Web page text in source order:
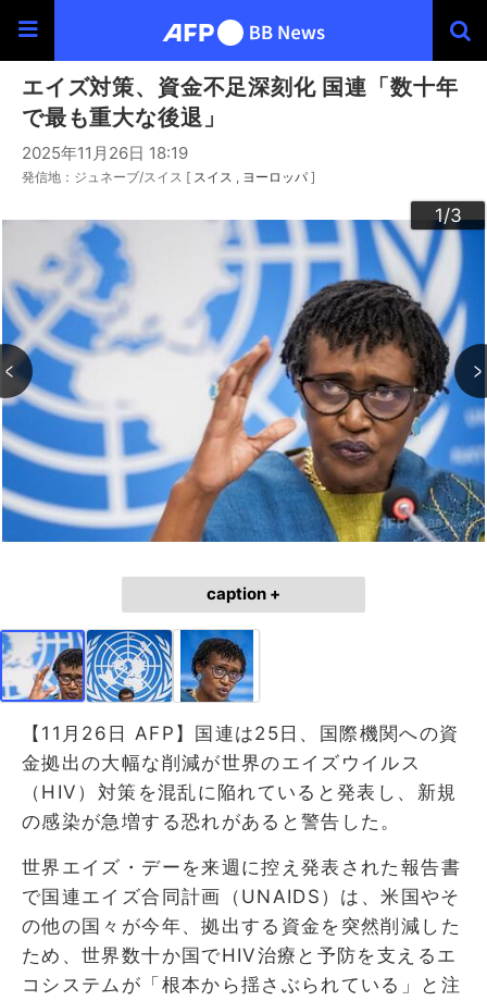
エイズ対策、資金不足深刻化 国連「数十年
で最も重大な後退」
2025年11月26日 18:19
発信地：ジュネーブ/スイス [ スイス ヨーロッパ ]
1/3
2/3
3/3
caption +
【11月26日 AFP】国連は25日、国際機関への資
金拠出の大幅な削減が世界のエイズウイルス
（HIV）対策を混乱に陥れていると発表し、新規
の感染が急増する恐れがあると警告した。
世界エイズ・デーを来週に控え発表された報告書
で国連エイズ合同計画（UNAIDS）は、米国やそ
の他の国々が今年、拠出する資金を突然削減した
ため、世界数十か国でHIV治療と予防を支えるエ
コシステムが「根本から揺さぶられている」と注